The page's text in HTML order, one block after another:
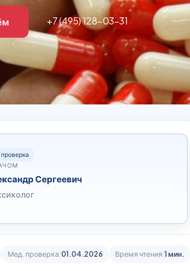
+7 (495) 128-03-31
Сергеевич
Мед. проверка:01.04.2026 Время чтения:1 мин.